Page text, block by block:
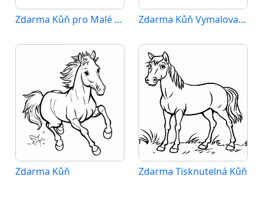
Zdarma Kůň pro Malé Děti Zdarma Kůň Vymalovatelné
Zdarma Kůň Zdarma Tisknutelná Kůň